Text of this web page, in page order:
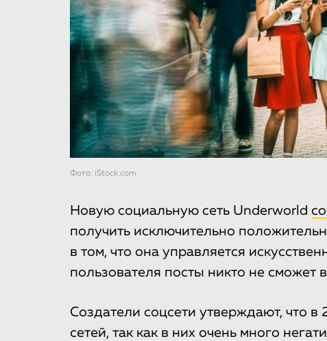
Фото: iStock.com
Новую социальную сеть Underworld
получить исключительно
в том, что она управляется
пользователя посты никто не сможет
Создатели соцсети утверждают, что
сетей, так как в них очень много